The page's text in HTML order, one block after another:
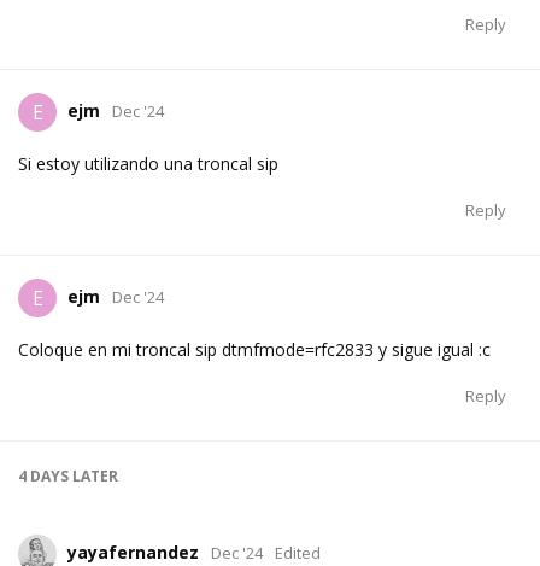
Reply
E ejm Dec '24
Si estoy utilizando una troncal sip
Reply
E ejm Dec '24
Coloque en mi troncal sip dtmfmode=rfc2833 y sigue igual :c
Reply
4 DAYS LATER
yayafernandez Dec '24 Edited